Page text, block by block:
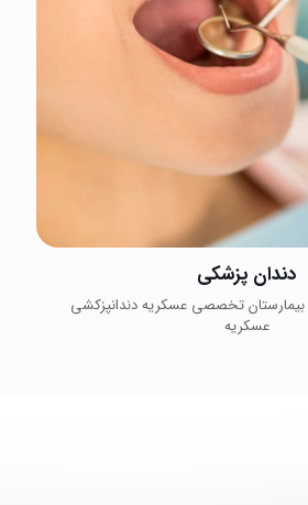
دندان پزشکی
بیمارستان تخصصی عسکریه دندانپزکشی
عسکریه